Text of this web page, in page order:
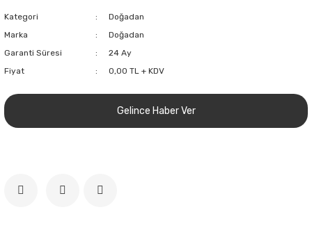
Kategori
Doğadan
Marka
Doğadan
Garanti Süresi
24 Ay
Fiyat
0,00 TL + KDV
Gelince Haber Ver